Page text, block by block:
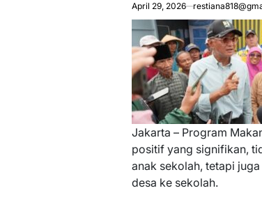
April 29, 2026
Jakarta – Program
positif yang signifikan,
anak sekolah, tetapi
desa ke sekolah.